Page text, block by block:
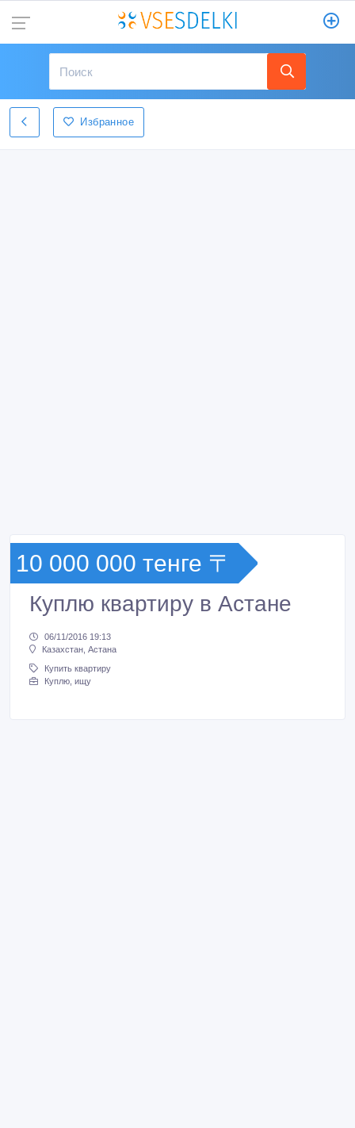
Избранное
10 000 000 тенге 〒
Куплю квартиру в Астане
06/11/2016 19:13
Казахстан, Астана
Купить квартиру
Куплю, ищу